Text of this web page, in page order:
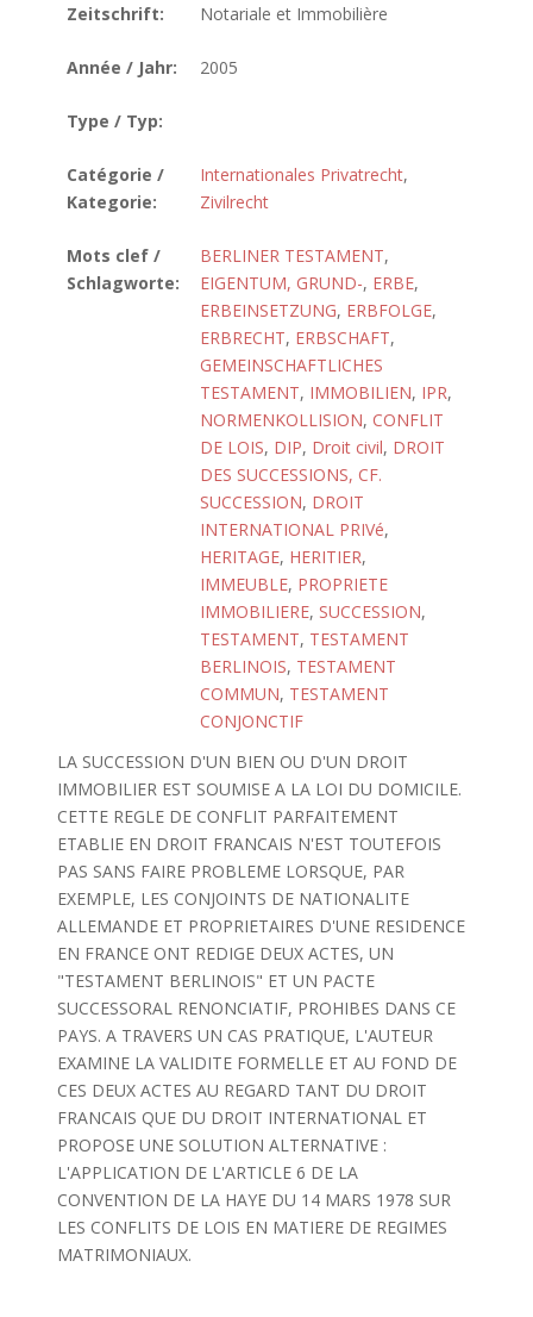
Zeitschrift: Notariale et Immobilière
Année / Jahr: 2005
Type / Typ:
Catégorie /
Kategorie:
Internationales Privatrecht,
Zivilrecht
Mots clef /
Schlagworte:
BERLINER TESTAMENT,
EIGENTUM, GRUND-, ERBE,
ERBEINSETZUNG, ERBFOLGE,
ERBRECHT, ERBSCHAFT,
GEMEINSCHAFTLICHES
TESTAMENT, IMMOBILIEN, IPR,
NORMENKOLLISION, CONFLIT
DE LOIS, DIP, Droit civil, DROIT
DES SUCCESSIONS, CF.
SUCCESSION, DROIT
INTERNATIONAL PRIVé,
HERITAGE, HERITIER,
IMMEUBLE, PROPRIETE
IMMOBILIERE, SUCCESSION,
TESTAMENT, TESTAMENT
BERLINOIS, TESTAMENT
COMMUN, TESTAMENT
CONJONCTIF
LA SUCCESSION D'UN BIEN OU D'UN DROIT
IMMOBILIER EST SOUMISE A LA LOI DU DOMICILE.
CETTE REGLE DE CONFLIT PARFAITEMENT
ETABLIE EN DROIT FRANCAIS N'EST TOUTEFOIS
PAS SANS FAIRE PROBLEME LORSQUE, PAR
EXEMPLE, LES CONJOINTS DE NATIONALITE
ALLEMANDE ET PROPRIETAIRES D'UNE RESIDENCE
EN FRANCE ONT REDIGE DEUX ACTES, UN
"TESTAMENT BERLINOIS" ET UN PACTE
SUCCESSORAL RENONCIATIF, PROHIBES DANS CE
PAYS. A TRAVERS UN CAS PRATIQUE, L'AUTEUR
EXAMINE LA VALIDITE FORMELLE ET AU FOND DE
CES DEUX ACTES AU REGARD TANT DU DROIT
FRANCAIS QUE DU DROIT INTERNATIONAL ET
PROPOSE UNE SOLUTION ALTERNATIVE :
L'APPLICATION DE L'ARTICLE 6 DE LA
CONVENTION DE LA HAYE DU 14 MARS 1978 SUR
LES CONFLITS DE LOIS EN MATIERE DE REGIMES
MATRIMONIAUX.